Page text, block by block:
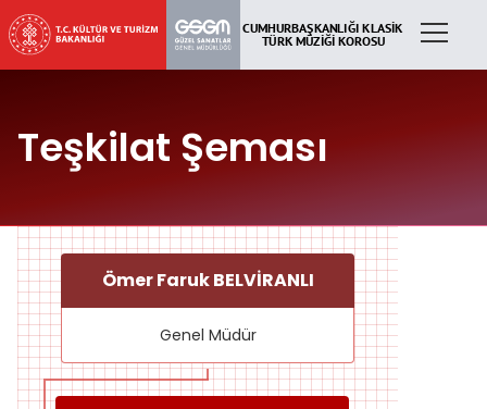
Teşkilat Şeması
Ömer Faruk BELVİRANLI
Genel Müdür